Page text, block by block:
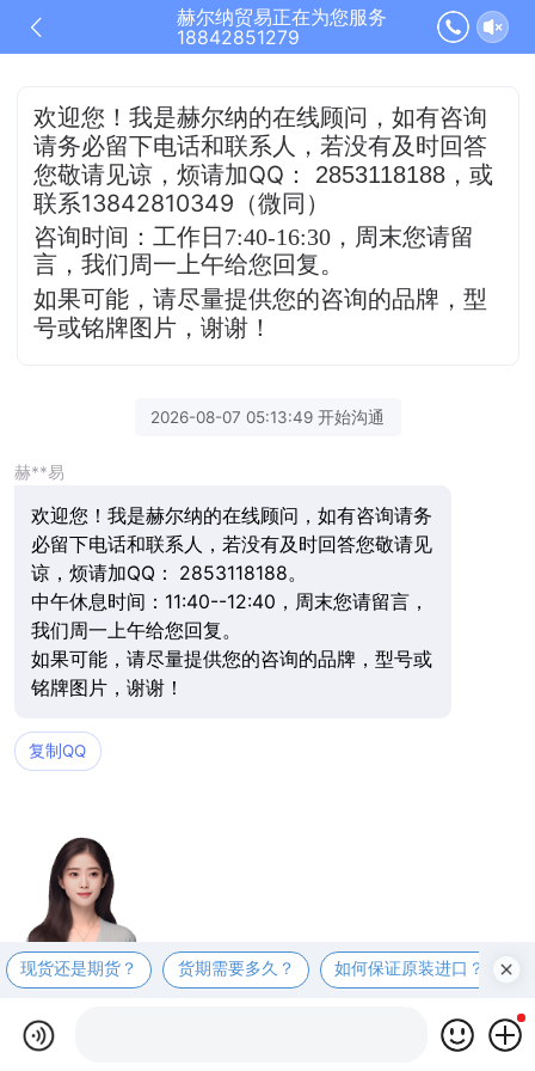
赫尔纳贸易正在为您服务
18842851279
欢迎您！我是赫尔纳的在线顾问，如有咨询
请务必留下电话和联系人，若没有及时回答
您敬请见谅，烦请加QQ ： 2853118188 ，或
联系13842810349（微同）
咨询时间：工作日7:40-16:30， 周末您请留
言，我们周一上午给您回复。
如果可能，请尽量提供您的咨询的品牌，型
号或铭牌图片，谢谢！
2026-08-07 05:13:49 开始沟通
赫**易
欢迎您！我是赫尔纳的在线顾问，如有咨询请务
必留下电话和联系人，若没有及时回答您敬请见
谅，烦请加QQ： 2853118188。
中午休息时间：11:40--12:40，周末您请留言，
我们周一上午给您回复。
如果可能，请尽量提供您的咨询的品牌，型号或
铭牌图片，谢谢！
复制QQ
现货还是期货？ 货期需要多久？ 如何保证原装进口？